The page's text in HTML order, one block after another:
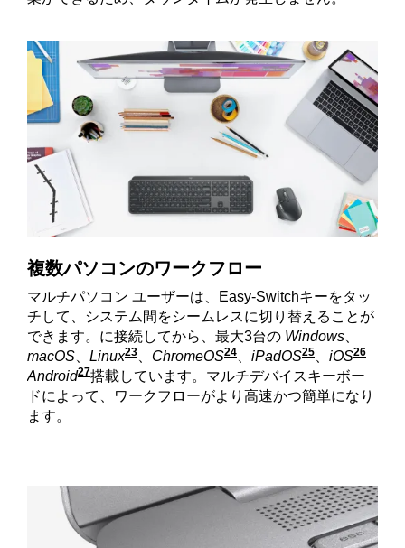
複数パソコンのワークフロー
マルチパソコン ユーザーは、Easy-Switchキーをタッ
チして、システム間をシームレスに切り替えることが
できます。に接続してから、最大3台の Windows
macOS
Linux23 WindowsおよびmacOS以外のシステム
ChromeOS24 WindowsおよびmacOS
iPadOS25 Windowsお
iOS26
Android27WindowsおよびmacOS以外のシステムでは、
搭載しています。マルチデバイスキーボー
ドによって、ワークフローがより高速かつ簡単になり
ます。